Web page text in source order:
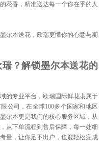
花香，精准送达每一个你在乎的人
尔本送花，欧瑞更懂你的心意与期
？解锁墨尔本送花的
的专业平台，欧瑞国际鲜花隶属于
公司，在全球100多个国家和地区
尔本更是我们的核心服务区域，从
从下单流程到售后保障，每一处细
量，让你足不出户，也能轻松完成